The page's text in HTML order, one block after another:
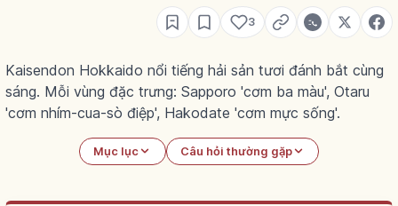
3
Kaisendon Hokkaido nổi tiếng hải sản tươi đánh bắt cùng
sáng. Mỗi vùng đặc trưng: Sapporo 'cơm ba màu', Otaru
'cơm nhím-cua-sò điệp', Hakodate 'cơm mực sống'.
Mục lục Câu hỏi thường gặp